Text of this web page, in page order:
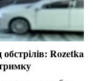
Rozetka